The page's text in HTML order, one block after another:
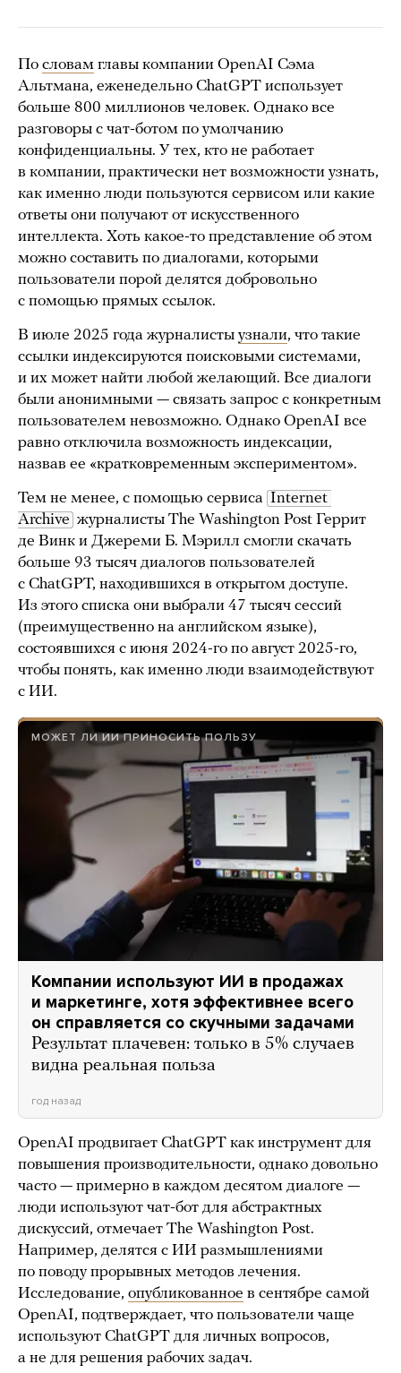
По словам главы компании OpenAI Сэма
Альтмана, еженедельно ChatGPT использует
больше 800 миллионов человек. Однако все
разговоры с чат-ботом по умолчанию
конфиденциальны. У тех, кто не работает
в компании, практически нет возможности узнать,
как именно люди пользуются сервисом или какие
ответы они получают от искусственного
интеллекта. Хоть какое-то представление об этом
можно составить по диалогами, которыми
пользователи порой делятся добровольно
с помощью прямых ссылок.
В июле 2025 года журналисты узнали, что такие
ссылки индексируются поисковыми системами,
и их может найти любой желающий. Все диалоги
были анонимными — связать запрос с конкретным
пользователем невозможно. Однако OpenAI все
равно отключила возможность индексации,
назвав ее «кратковременным экспериментом».
Тем не менее, с помощью сервиса Internet
Archive журналисты The Washington Post Геррит
де Винк и Джереми Б. Мэрилл смогли скачать
больше 93 тысяч диалогов пользователей
с ChatGPT, находившихся в открытом доступе.
Из этого списка они выбрали 47 тысяч сессий
(преимущественно на английском языке),
состоявшихся с июня 2024-го по август 2025-го,
чтобы понять, как именно люди взаимодействуют
с ИИ.
МОЖЕТ ЛИ ИИ ПРИНОСИТЬ ПОЛЬЗУ
Компании используют ИИ в продажах
и маркетинге, хотя эффективнее всего
он справляется со скучными задачами
Результат плачевен: только в 5% случаев
видна реальная польза
год назад
OpenAI продвигает ChatGPT как инструмент для
повышения производительности, однако довольно
часто — примерно в каждом десятом диалоге —
люди используют чат-бот для абстрактных
дискуссий, отмечает The Washington Post.
Например, делятся с ИИ размышлениями
по поводу прорывных методов лечения.
Исследование, опубликованное в сентябре самой
OpenAI, подтверждает, что пользователи чаще
используют ChatGPT для личных вопросов,
а не для решения рабочих задач.